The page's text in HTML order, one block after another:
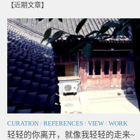
【近期文章】
CURATION / REFERENCES / VIEW / WORK
轻轻的你离开，就像我轻轻的走来~